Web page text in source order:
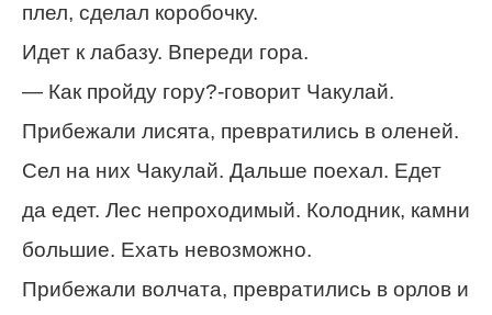
плел, сделал коробочку.
Идет к лабазу. Впереди гора.
— Как пройду гору?-говорит Чакулай.
Прибежали лисята, превратились в оленей.
Сел на них Чакулай. Дальше поехал. Едет
да едет. Лес непроходимый. Колодник, камни
большие. Ехать невозможно.
Прибежали волчата, превратились в орлов и